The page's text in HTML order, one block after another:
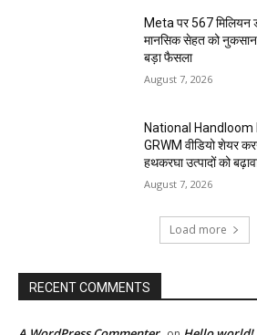
Meta पर 567 मिलियन
मानसिक सेहत को नुकसान
बड़ा फैसला
August 7, 2026
National Handloom
GRWM वीडियो शेयर
हथकरघा उत्पादों को
August 7, 2026
Load more
RECENT COMMENTS